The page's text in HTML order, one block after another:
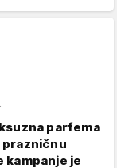
parfema
prazničnu
je